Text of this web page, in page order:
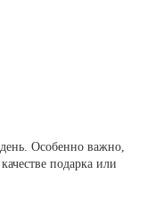
Особенно важно,
подарка или